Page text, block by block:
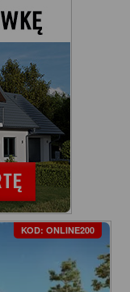
KOD: ONLINE200